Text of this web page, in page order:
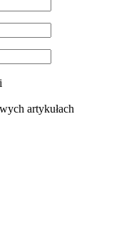
artykułach